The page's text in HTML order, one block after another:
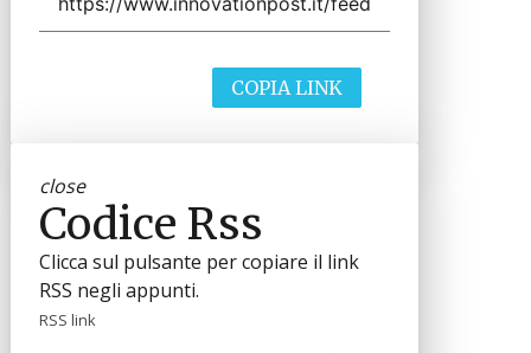
COPIA LINK
close
Codice Rss
Clicca sul pulsante per copiare il link
RSS negli appunti.
RSS link